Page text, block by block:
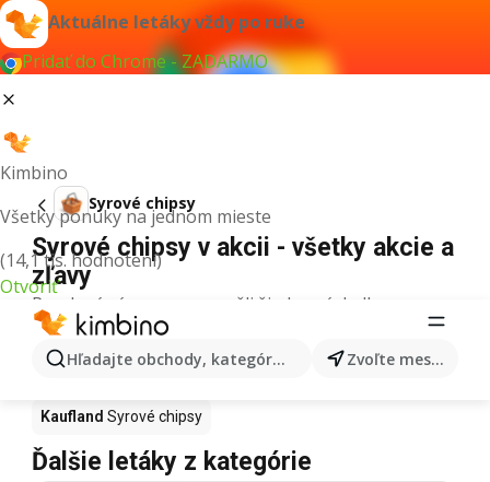
Aktuálne letáky vždy po ruke
Pridať do Chrome - ZADARMO
Kimbino
Všetky ponuky na jednom mieste
(14,1 tis. hodnotení)
Otvoriť
Hľadajte obchody, kategórie, produkty... Zvoľte mesto
Syrové chipsy
Syrové chipsy v akcii - všetky akcie a
zľavy
Pre daný výraz sme nenašli žiadne výsledky.
Syrové chipsy v akcii - Kde kúpiť?
Tesco Syrové chipsy Syrové chipsy
Kaufland Syrové chipsy
Ďalšie letáky z kategórie